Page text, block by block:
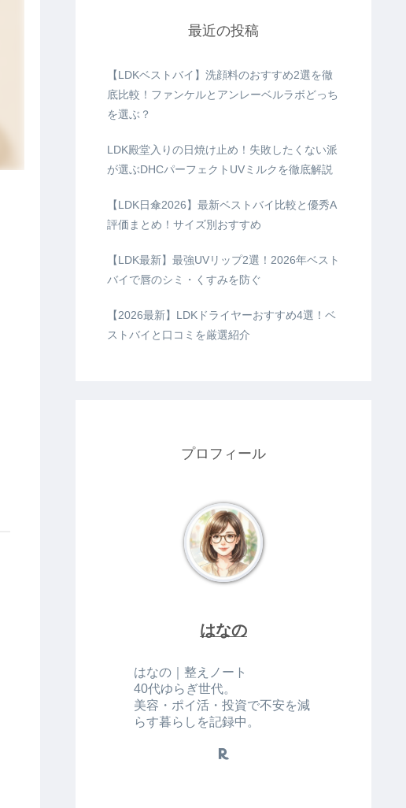
最近の投稿
【LDKベストバイ】洗顔料のおすすめ2選を徹
底比較！ファンケルとアンレーベルラボどっち
を選ぶ？
LDK殿堂入りの日焼け止め！失敗したくない派
が選ぶDHCパーフェクトUVミルクを徹底解説
【LDK日傘2026】最新ベストバイ比較と優秀A
評価まとめ！サイズ別おすすめ
【LDK最新】最強UVリップ2選！2026年ベスト
バイで唇のシミ・くすみを防ぐ
【2026最新】LDKドライヤーおすすめ4選！ベ
ストバイと口コミを厳選紹介
プロフィール
はなの
はなの｜整えノート
40代ゆらぎ世代。
美容・ポイ活・投資で不安を減
らす暮らしを記録中。